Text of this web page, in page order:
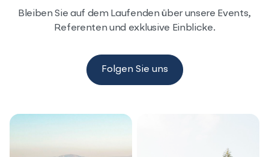
Bleiben Sie auf dem Laufenden über unsere Events,
Referenten und exklusive Einblicke.
Folgen Sie uns